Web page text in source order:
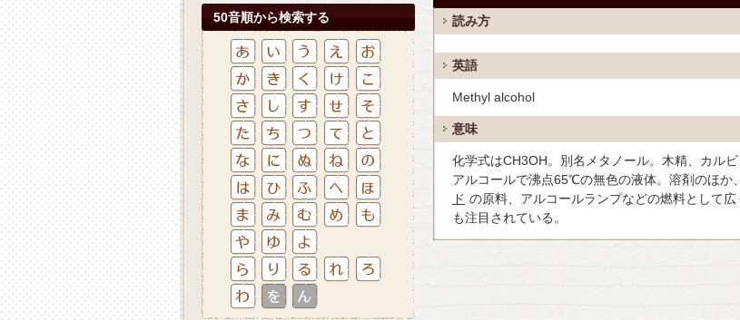
50音順から検索する 読み方
英語
Methyl alcohol
意味
化学式はCH3OH。別名メタノール。木精、カル
アルコールで沸点65℃の無色の液体。溶剤のほか
ド の原料、アルコールランプなどの燃料として
も注目されている。